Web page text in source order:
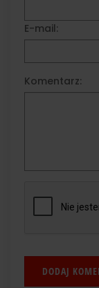
E-mail:
Komentarz: